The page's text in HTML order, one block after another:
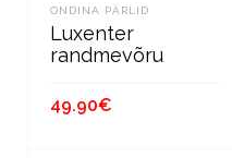
ONDINA PÄRLID
Luxenter
randmevõru
49.90€